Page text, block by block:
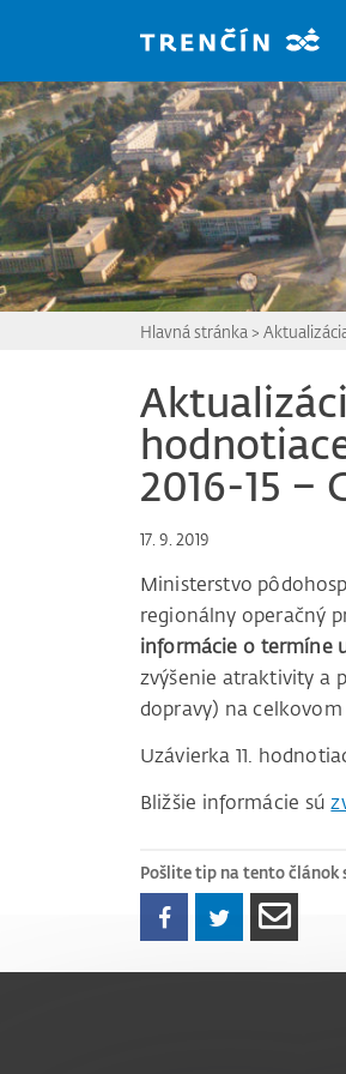
Hlavná stránka >
2016-15 –
17. 9. 2019
Ministerstvo
regionálny operačný
informácie o termíne
zvýšenie atraktivity a
dopravy) na
Uzávierka 11.
Bližšie informácie sú
Pošlite tip na tento